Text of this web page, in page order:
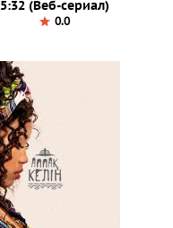
5:32 (Веб-сериал)
0.0